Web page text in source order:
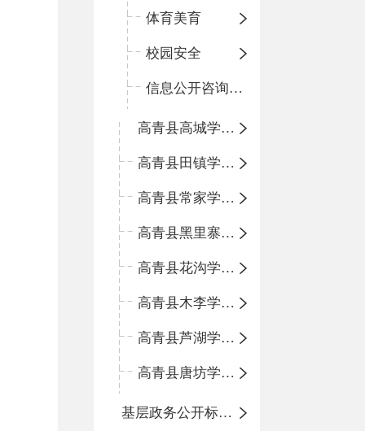
体育美育
校园安全
信息公开咨询指南
高青县高城学区中心小学
高青县田镇学区中心小学
高青县常家学区中心小学
高青县黑里寨学区中心小学
高青县花沟学区中心小学
高青县木李学区中心小学
高青县芦湖学区中心小学
高青县唐坊学区中心小学
基层政务公开标准化规范化